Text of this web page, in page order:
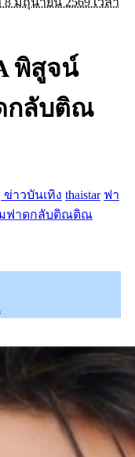
พิสูจน์
กลับติณ
ข่าวบันเทิง thaistar ฟา
มฟาดกลับติณติณ